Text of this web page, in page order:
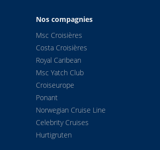
Nos compagnies
Msc Croisières
Costa Croisières
Royal Caribean
Msc Yatch Club
Croiseurope
Ponant
Norwegian Cruise Line
Celebrity Cruises
Hurtigruten